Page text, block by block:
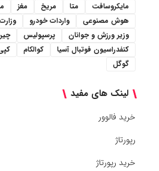
مایکروسافت
متا مریخ مغز
هوش مصنوعی
واردات خودرو
وزیر ورزش و جوانان
پرسپولیس
کنفدراسیون فوتبال آسیا
کوالکام
گوگل
لینک های مفید
خرید فالوور
رپورتاژ
خرید رپورتاژ